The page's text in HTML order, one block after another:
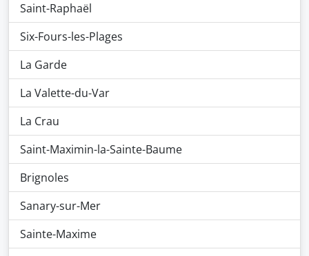
Saint-Raphaël
Six-Fours-les-Plages
La Garde
La Valette-du-Var
La Crau
Saint-Maximin-la-Sainte-Baume
Brignoles
Sanary-sur-Mer
Sainte-Maxime